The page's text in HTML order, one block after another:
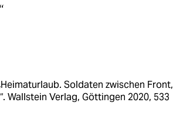
Heimaturlaub. Soldaten zwischen Front,
Wallstein Verlag, Göttingen 2020, 533